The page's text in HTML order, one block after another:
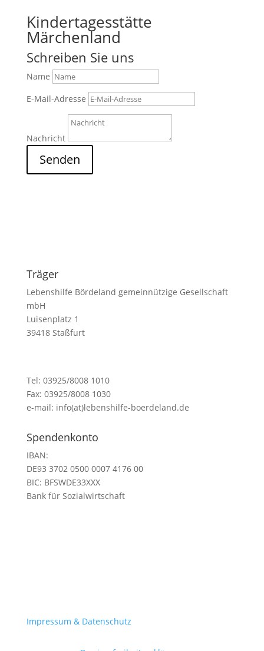
Kindertagesstätte
Märchenland
Schreiben Sie uns
Name
E-Mail-Adresse
Nachricht
Senden
Träger
Lebenshilfe Bördeland gemeinnützige Gesellschaft
mbH
Luisenplatz 1
39418 Staßfurt
Tel: 03925/8008 1010
Fax: 03925/8008 1030
e-mail: info(at)lebenshilfe-boerdeland.de
Spendenkonto
IBAN:
DE93 3702 0500 0007 4176 00
BIC: BFSWDE33XXX
Bank für Sozialwirtschaft
Impressum & Datenschutz